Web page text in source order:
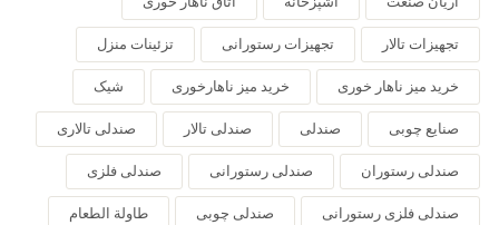
تجهیزات تالار تجهیزات رستورانی تزئینات منزل
خرید میز ناهار خوری خرید میز ناهارخوری شیک
صنایع چوبی صندلی صندلی تالار صندلی تالاری
صندلی رستوران صندلی رستورانی صندلی فلزی
صندلی فلزی رستورانی صندلی چوبی طاولة الطعام